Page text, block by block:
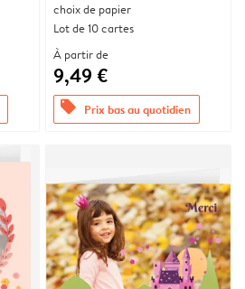
choix de papier
Lot de 10 cartes
À partir de
9,49 €
offers Prix bas au quotidien